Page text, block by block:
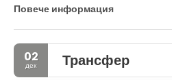
град в окръг Гампаха. Негомбо е
търговски центрове в Шри Ланка
градските граници.
Той се намира на около 35 км
Повече информация
02
дек Трансфер